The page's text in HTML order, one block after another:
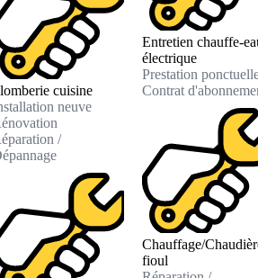
cuisine
neuve
/
Entretien chauffe-
électrique
Prestation
Contrat
Chauffage/
fioul